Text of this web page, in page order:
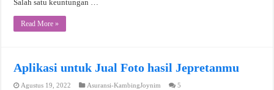
Salah satu keuntungan …
Read More »
Aplikasi untuk Jual Foto hasil Jepretanmu
Agustus 19, 2022 Asuransi-KambingJoynim 5